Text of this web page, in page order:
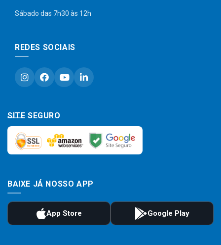
Sábado das 7h30 às 12h
REDES SOCIAIS
SITE SEGURO
BAIXE JÁ NOSSO APP